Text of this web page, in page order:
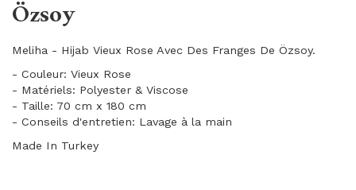
Özsoy
Meliha - Hijab Vieux Rose Avec Des Franges De Özsoy.
- Couleur: Vieux Rose
- Matériels: Polyester & Viscose
- Taille: 70 cm x 180 cm
- Conseils d'entretien: Lavage à la main
Made In Turkey